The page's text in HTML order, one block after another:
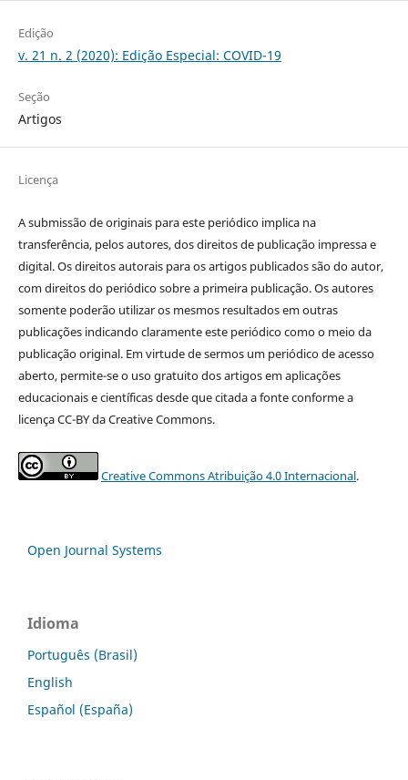
Edição
v. 21 n. 2 (2020): Edição Especial: COVID-19
Seção
Artigos
Licença
A submissão de originais para este periódico implica na
transferência, pelos autores, dos direitos de publicação impressa e
digital. Os direitos autorais para os artigos publicados são do autor,
com direitos do periódico sobre a primeira publicação. Os autores
somente poderão utilizar os mesmos resultados em outras
publicações indicando claramente este periódico como o meio da
publicação original. Em virtude de sermos um periódico de acesso
aberto, permite-se o uso gratuito dos artigos em aplicações
educacionais e científicas desde que citada a fonte conforme a
licença CC-BY da Creative Commons.
Creative Commons Atribuição 4.0 Internacional.
Open Journal Systems
Idioma
Português (Brasil)
English
Español (España)